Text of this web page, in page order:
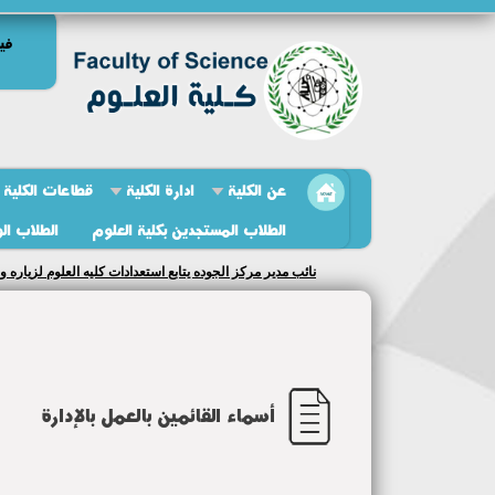
عن الكلية ادارة الكلية قطاعات الكلية
الطلاب المستجدين بكلية العلوم
الطلاب
نائب مدير مركز الجوده يتابع استعدادات كليه العلوم
أسماء القائمين بالعمل بالإدارة